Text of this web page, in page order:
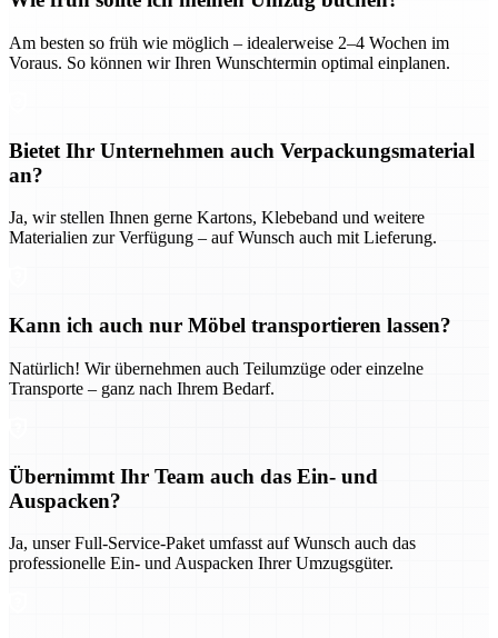
Am besten so früh wie möglich – idealerweise 2–4 Wochen im
Voraus. So können wir Ihren Wunschtermin optimal einplanen.
Bietet Ihr Unternehmen auch Verpackungsmaterial
an?
Ja, wir stellen Ihnen gerne Kartons, Klebeband und weitere
Materialien zur Verfügung – auf Wunsch auch mit Lieferung.
Kann ich auch nur Möbel transportieren lassen?
Natürlich! Wir übernehmen auch Teilumzüge oder einzelne
Transporte – ganz nach Ihrem Bedarf.
Übernimmt Ihr Team auch das Ein- und
Auspacken?
Ja, unser Full-Service-Paket umfasst auf Wunsch auch das
professionelle Ein- und Auspacken Ihrer Umzugsgüter.